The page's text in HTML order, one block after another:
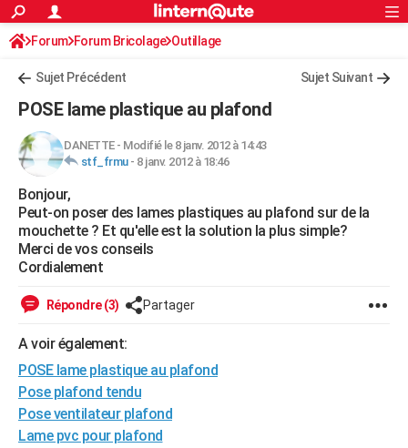
ACTUALITÉS
Politique
Société
Faits Divers
Education
Monde
Villes
+
FINANCE
Retraite
Impôts
Epargne
Immobilier
Risques naturels par ville
Banque
Assurance
Crédit
AUTO
Essais
Réserver un essai
Citadines
Berlines
SUV
Forum auto
+HIGH-TECH
Mobiles
Meilleur smartphone
Internet
Ordinateurs
Jeux vidéo
Guide high-tech
+BRICOLAGE
Forum
Aménagement intérieur
Extérieur
Cuisine
Salle de bains
Jardinage
Rangement
Guides de France
Escapades
Patrimoine
Expositions
Musées
Week-end nature
Art de vivre
Bien-être
Loisirs
Mode
Modes de vie
Alimentation
Guide de la santé
Maladies
Médicaments
Sommeil
VOYAGE
PHOTO
S'inscrire
Connexion
Forum Forum Bricolage Outillage
Sujet Précédent Sujet Suivant
POSE lame plastique au plafond
DANETTE- Modifié le 8 janv. 2012 à 14:43
stf_frmu- 8 janv. 2012 à 18:46
Bonjour,
Peut-on poser des lames plastiques au plafond sur de la
mouchette ? Et qu'elle est la solution la plus simple?
Merci de vos conseils
Cordialement
Répondre (3) Partager
A voir également:
POSE lame plastique au plafond
Pose plafond tendu
Pose ventilateur plafond
Lame pvc pour plafond